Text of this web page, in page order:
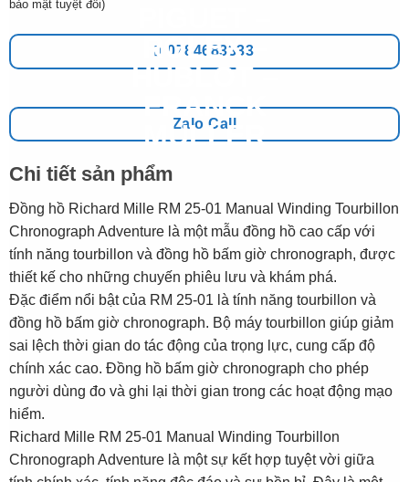
bảo mật tuyệt đối)
0784683333
Zalo Call
Chi tiết sản phẩm
Đồng hồ Richard Mille RM 25-01 Manual Winding Tourbillon
Chronograph Adventure là một mẫu đồng hồ cao cấp với
tính năng tourbillon và đồng hồ bấm giờ chronograph, được
thiết kế cho những chuyến phiêu lưu và khám phá.
Đặc điểm nổi bật của RM 25-01 là tính năng tourbillon và
đồng hồ bấm giờ chronograph. Bộ máy tourbillon giúp giảm
sai lệch thời gian do tác động của trọng lực, cung cấp độ
chính xác cao. Đồng hồ bấm giờ chronograph cho phép
người dùng đo và ghi lại thời gian trong các hoạt động mạo
hiểm.
Richard Mille RM 25-01 Manual Winding Tourbillon
Chronograph Adventure là một sự kết hợp tuyệt vời giữa